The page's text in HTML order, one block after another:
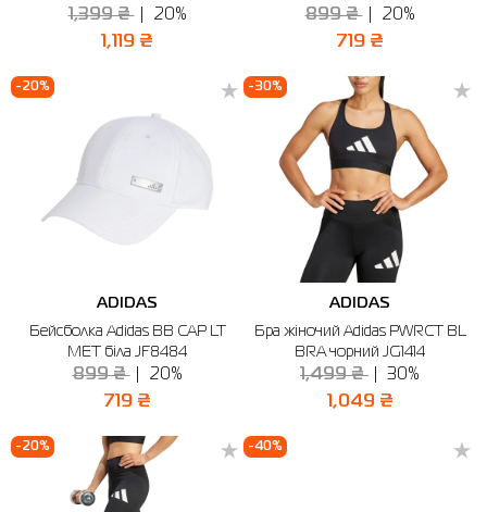
1,399 ₴ 20%
1,119 ₴
899 ₴ 20%
719 ₴
-20%
ADIDAS
Бейсболка Adidas BB CAP LT
MET біла JF8484
899 ₴ 20%
719 ₴
-30%
ADIDAS
Бра жіночий Adidas PWRCT BL
BRA чорний JG1414
1,499 ₴ 30%
1,049 ₴
-20% -40%